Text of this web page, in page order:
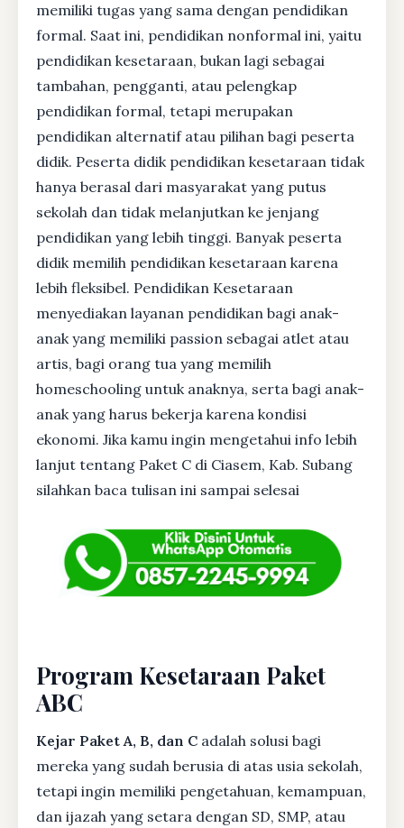
memiliki tugas yang sama dengan pendidikan
formal. Saat ini, pendidikan nonformal ini, yaitu
pendidikan kesetaraan, bukan lagi sebagai
tambahan, pengganti, atau pelengkap
pendidikan formal, tetapi merupakan
pendidikan alternatif atau pilihan bagi peserta
didik. Peserta didik pendidikan kesetaraan tidak
hanya berasal dari masyarakat yang putus
sekolah dan tidak melanjutkan ke jenjang
pendidikan yang lebih tinggi. Banyak peserta
didik memilih pendidikan kesetaraan karena
lebih fleksibel. Pendidikan Kesetaraan
menyediakan layanan pendidikan bagi anak-
anak yang memiliki passion sebagai atlet atau
artis, bagi orang tua yang memilih
homeschooling untuk anaknya, serta bagi anak-
anak yang harus bekerja karena kondisi
ekonomi. Jika kamu ingin mengetahui info lebih
lanjut tentang Paket C di Ciasem, Kab. Subang
silahkan baca tulisan ini sampai selesai
Program Kesetaraan Paket
ABC
Kejar Paket A, B, dan C adalah solusi bagi
mereka yang sudah berusia di atas usia sekolah,
tetapi ingin memiliki pengetahuan, kemampuan,
dan ijazah yang setara dengan SD, SMP, atau